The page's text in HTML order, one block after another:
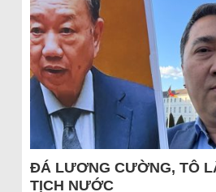
ĐÁ LƯƠNG CƯỜNG, TÔ
TỊCH NƯỚC